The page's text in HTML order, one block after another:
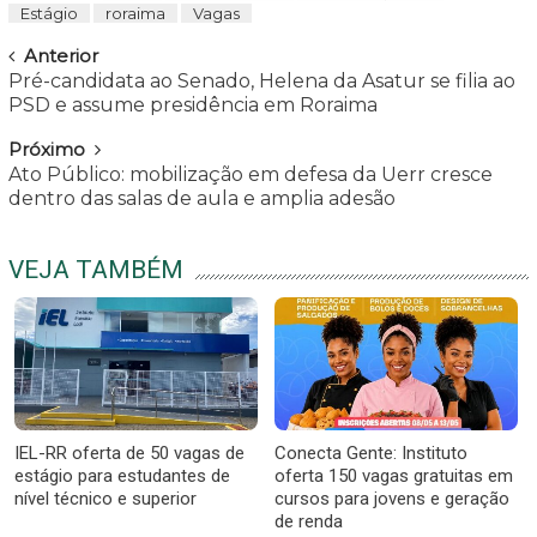
Estágio
roraima Vagas
Navegar
Anterior
Pré-candidata ao Senado, Helena da Asatur se filia ao
PSD e assume presidência em Roraima
Próximo
Ato Público: mobilização em defesa da Uerr cresce
dentro das salas de aula e amplia adesão
VEJA TAMBÉM
IEL-RR oferta de 50 vagas de
estágio para estudantes de
nível técnico e superior
Conecta Gente: Instituto
oferta 150 vagas gratuitas em
cursos para jovens e geração
de renda